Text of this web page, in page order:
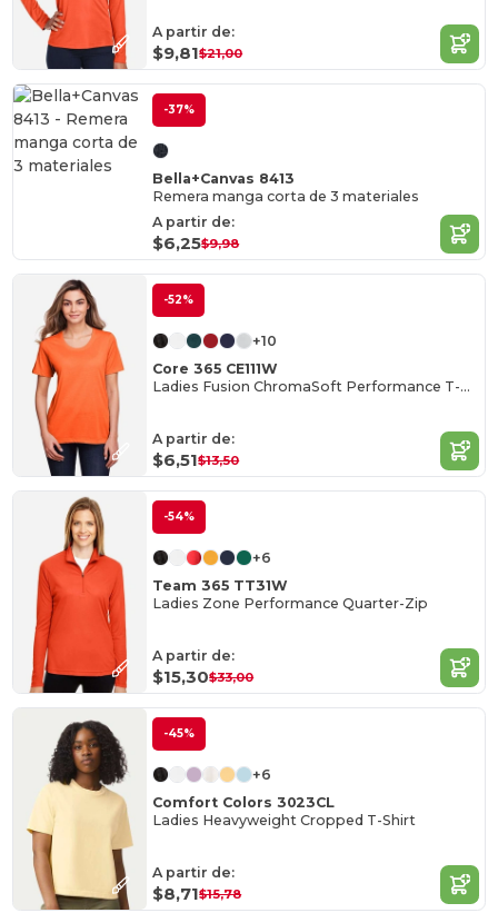
A partir de:
$9,81$21,00
-37%
Bella+Canvas 8413
Remera manga corta de 3 materiales
A partir de:
$6,25$9,98
-52%
+10
Core 365 CE111W
Ladies Fusion ChromaSoft Performance T-Shirt
A partir de:
$6,51$13,50
-54%
+6
Team 365 TT31W
Ladies Zone Performance Quarter-Zip
A partir de:
$15,30$33,00
-45%
+6
Comfort Colors 3023CL
Ladies Heavyweight Cropped T-Shirt
A partir de:
$8,71$15,78